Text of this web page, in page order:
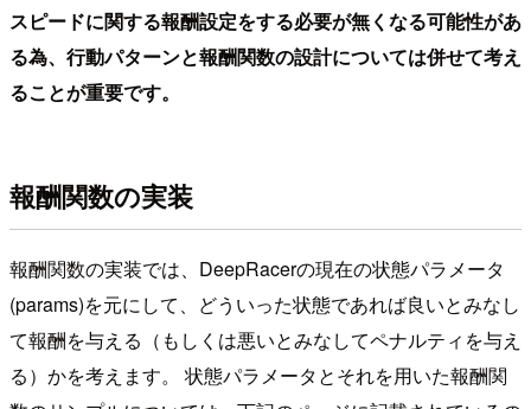
スピードに関する報酬設定をする必要が無くなる可能性があ
る為、行動パターンと報酬関数の設計については併せて考え
ることが重要です。
報酬関数の実装
報酬関数の実装では、DeepRacerの現在の状態パラメータ
(params)を元にして、どういった状態であれば良いとみなし
て報酬を与える（もしくは悪いとみなしてペナルティを与え
る）かを考えます。 状態パラメータとそれを用いた報酬関